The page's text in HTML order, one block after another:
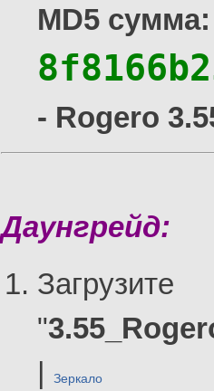
MD5 сумма:
- Rogero
Даунгрейд:
Загрузите
"
Зеркало